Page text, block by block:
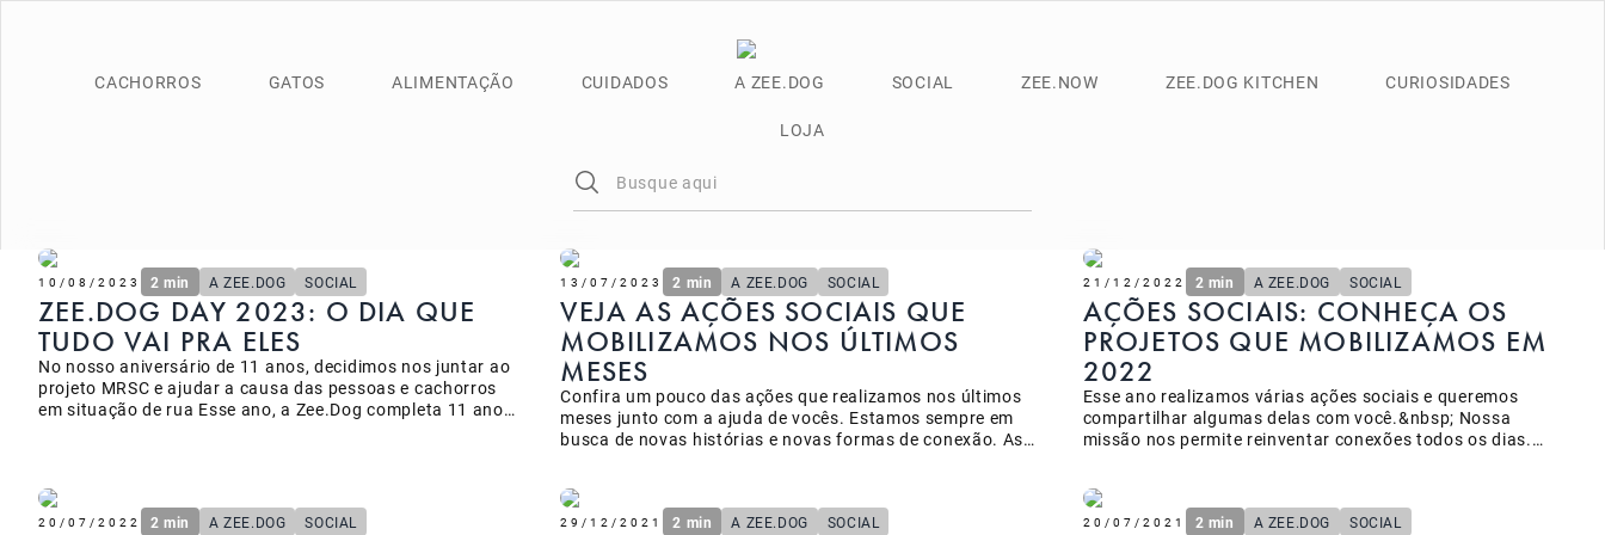
CACHORROS GATOS ALIMENTAÇÃO CUIDADOS A ZEE.DOG SOCIAL ZEE.NOW ZEE.DOG KITCHEN CURIOSIDADES
LOJA
10/08/2023 2 min A ZEE.DOG SOCIAL
ZEE.DOG DAY 2023: O DIA QUE
TUDO VAI PRA ELES
No nosso aniversário de 11 anos, decidimos nos juntar ao
projeto MRSC e ajudar a causa das pessoas e cachorros
em situação de rua Esse ano, a Zee.Dog completa 11 anos
criamos o Zee.Dog Day, uma data para comemorarmos o
nosso aniversário e fazer o bem. Nessa data, todo o nosso
13/07/2023 2 min A ZEE.DOG SOCIAL
VEJA AS AÇÕES SOCIAIS QUE
MOBILIZAMOS NOS ÚLTIMOS
MESES
Confira um pouco das ações que realizamos nos últimos
meses junto com a ajuda de vocês. Estamos sempre em
busca de novas histórias e novas formas de conexão. As
retribuir tudo o que conquistamos juntos até aqui.&nbsp;
Em 2023 já começamos com algumas ações bem especiais
21/12/2022 2 min A ZEE.DOG SOCIAL
AÇÕES SOCIAIS: CONHEÇA OS
PROJETOS QUE MOBILIZAMOS EM
2022
Esse ano realizamos várias ações sociais e queremos
compartilhar algumas delas com você.&nbsp; Nossa
missão nos permite reinventar conexões todos os dias.
animal.&nbsp; Mudar o mundo de um cachorro com a
ajuda da nossa comunidade é, sem dúvidas, uma das
20/07/2022 2 min A ZEE.DOG SOCIAL 29/12/2021 2 min A ZEE.DOG SOCIAL 20/07/2021 2 min A ZEE.DOG SOCIAL